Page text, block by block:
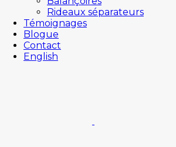
Rideaux séparateurs
Témoignages
Blogue
Contact
English